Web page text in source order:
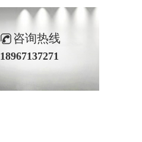
咨询热线
18967137271